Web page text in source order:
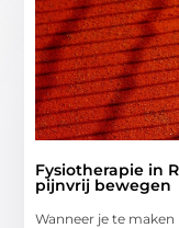
Fysiotherapie in
pijnvrij bewegen
Wanneer je te